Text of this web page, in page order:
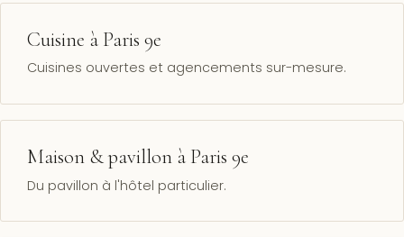
Cuisine à Paris 9e
Cuisines ouvertes et agencements sur-mesure.
Maison & pavillon à Paris 9e
Du pavillon à l'hôtel particulier.